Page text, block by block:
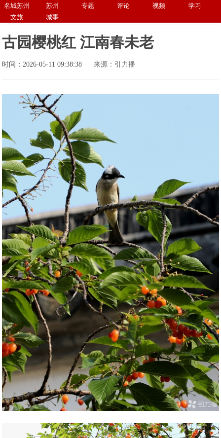
名城苏州 苏州 专题 评论 视频
学习
文旅
城事
古园樱桃红 江南春未老
时间：2026-05-11 09:38:38 来源：引力播